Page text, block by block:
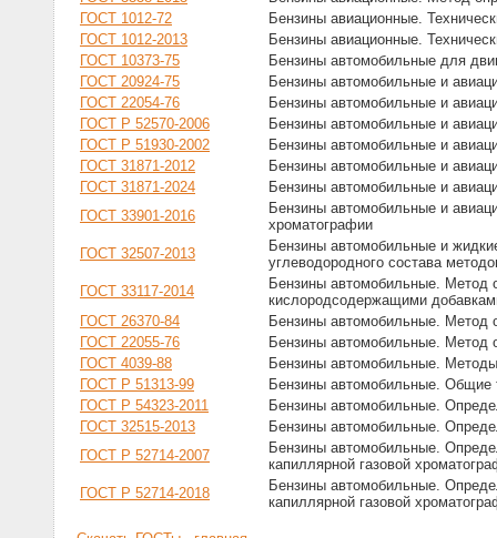
ГОСТ 1012-72
Бензины авиационные.
ГОСТ 1012-2013
Бензины авиационные.
ГОСТ 10373-75
Бензины автомобильные для
ГОСТ 20924-75
Бензины автомобильные и
ГОСТ 22054-76
Бензины автомобильные и
ГОСТ Р 52570-2006
Бензины автомобильные и
ГОСТ Р 51930-2002
Бензины автомобильные и
ГОСТ 31871-2012
Бензины автомобильные и
ГОСТ 31871-2024
Бензины автомобильные и
ГОСТ 33901-2016
Бензины автомобильные и
хроматографии
ГОСТ 32507-2013
Бензины автомобильные и
углеводородного состава
ГОСТ 33117-2014
Бензины автомобильные. Метод
кислородсодержащими
ГОСТ 26370-84
Бензины автомобильные. Метод
ГОСТ 22055-76
Бензины автомобильные. Метод
ГОСТ 4039-88
Бензины автомобильные.
ГОСТ Р 51313-99
Бензины автомобильные. Общие
ГОСТ Р 54323-2011
Бензины автомобильные.
ГОСТ 32515-2013
Бензины автомобильные.
ГОСТ Р 52714-2007
Бензины автомобильные.
капиллярной газовой
ГОСТ Р 52714-2018
Бензины автомобильные.
капиллярной газовой